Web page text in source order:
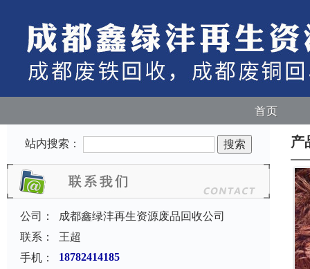
首页
站内搜索：
公司：
成都鑫绿沣再生资源废品回收公司
联系：
王超
手机：
18782414185
产